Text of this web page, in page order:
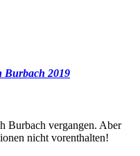
Burbach 2019
Burbach vergangen. Aber
nicht vorenthalten!